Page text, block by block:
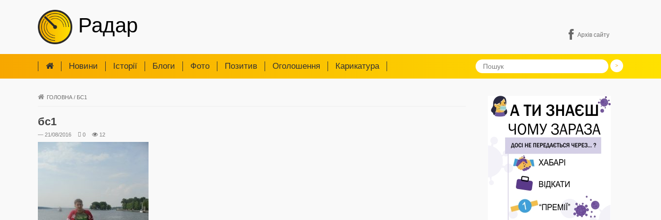
Радар Архів сайту
Новини Iсторії Блоги Фото Позитив Оголошення Карикатура
ГОЛОВНА / БС1
бс1
— 21/08/2016 0 12